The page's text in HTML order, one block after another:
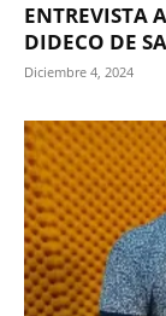
ENTREVISTA
DIDECO DE
Diciembre 4, 2024